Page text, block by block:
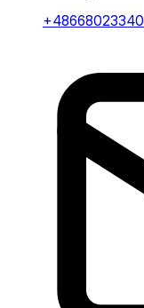
+48668023340